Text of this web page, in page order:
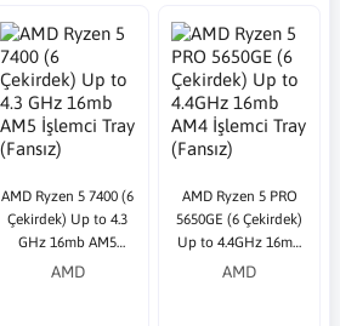
AMD Ryzen 5 7400 (6
Çekirdek) Up to 4.3
GHz 16mb AM5
İşlemci Tray (Fansız)
AMD
AMD Ryzen 5 PRO
5650GE (6 Çekirdek)
Up to 4.4GHz 16mb
AM4 İşlemci Tray
AMD